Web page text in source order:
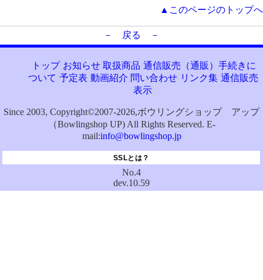
▲このページのトップへ
－ 戻る －
トップ お知らせ 取扱商品 通信販売（通販）手続きに
ついて 予定表 動画紹介 問い合わせ リンク集 通信販売
表示
Since 2003, Copyright©2007-2026,ボウリングショップ アップ
（Bowlingshop UP) All Rights Reserved. E-
mail:info@bowlingshop.jp
SSLとは？
No.4
dev.10.59